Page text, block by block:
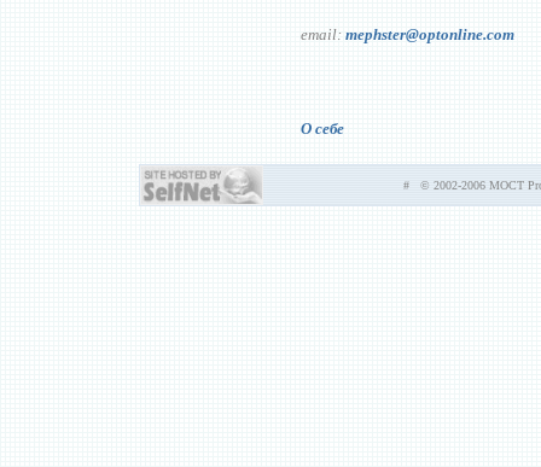
email: mephster@optonline.com
О себе
# © 2002-2006 MOCT